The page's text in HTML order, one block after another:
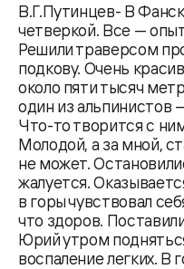
В.Г.Путинцев- В
четверкой. Все —
Решили траверсом
подкову. Очень
около пяти тысяч
один из альпинистов
Что-то творится с
Молодой, а за мной,
не может.
жалуется.
в горы чувствовал
что здоров.
Юрий утром
воспаление легких. В